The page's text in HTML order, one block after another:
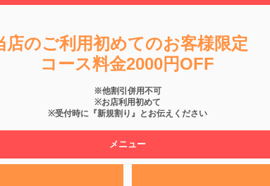
店のご利用初めてのお客様限定
コース料金2000円OFF
※他割引併用不可
※お店利用初めて
※受付時に『新規割り』とお伝えください
メニュー